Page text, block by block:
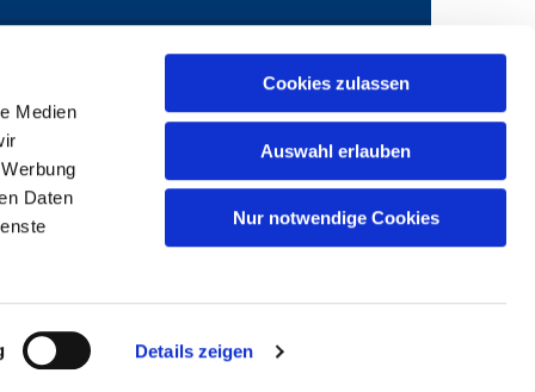
Medien
Daten
Details zeigen
Cookies zulassen
Auswahl erlauben
Nur notwendige Cookies
mail@bernhard-lichtenberg.berlin